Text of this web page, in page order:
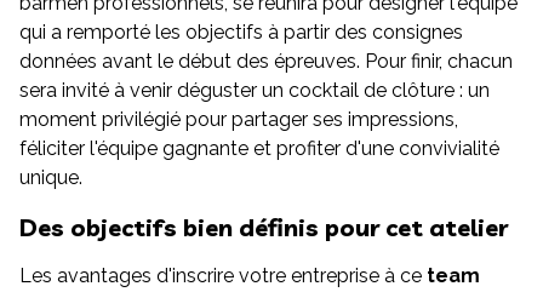
qui a remporté les objectifs à partir des consignes
données avant le début des épreuves. Pour finir, chacun
sera invité à venir déguster un cocktail de clôture : un
moment privilégié pour partager ses impressions,
féliciter l'équipe gagnante et profiter d'une convivialité
unique.
Des objectifs bien définis pour cet atelier
Les avantages d'inscrire votre entreprise à ce team